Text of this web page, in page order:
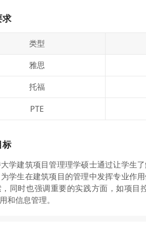
求
类型
雅思
托福
PTE
标
学建筑项目管理理学硕士通过让学生
学生在建筑项目的管理中发挥专业作
同时也强调重要的实践方面，如项
和信息管理。